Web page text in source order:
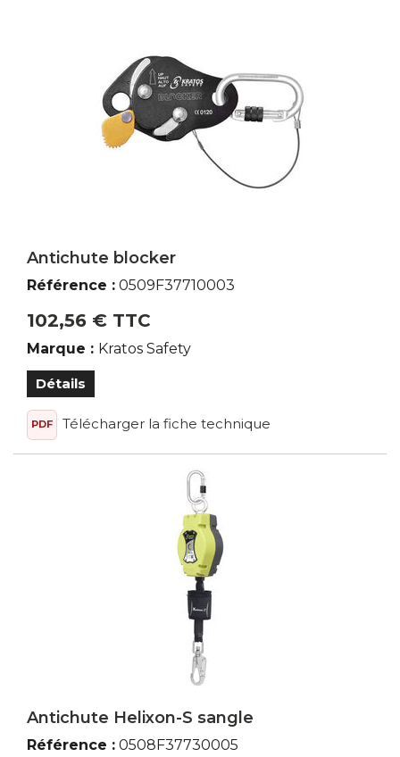
Antichute blocker
Référence : 0509F37710003
102,56 € TTC
Marque : Kratos Safety
Détails
PDF Télécharger la fiche technique
Antichute Helixon-S sangle
Référence : 0508F37730005